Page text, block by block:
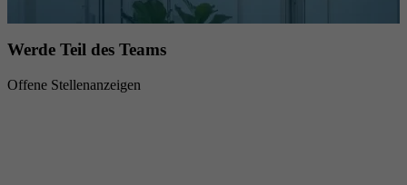
Werde Teil des Teams
Offene Stellenanzeigen